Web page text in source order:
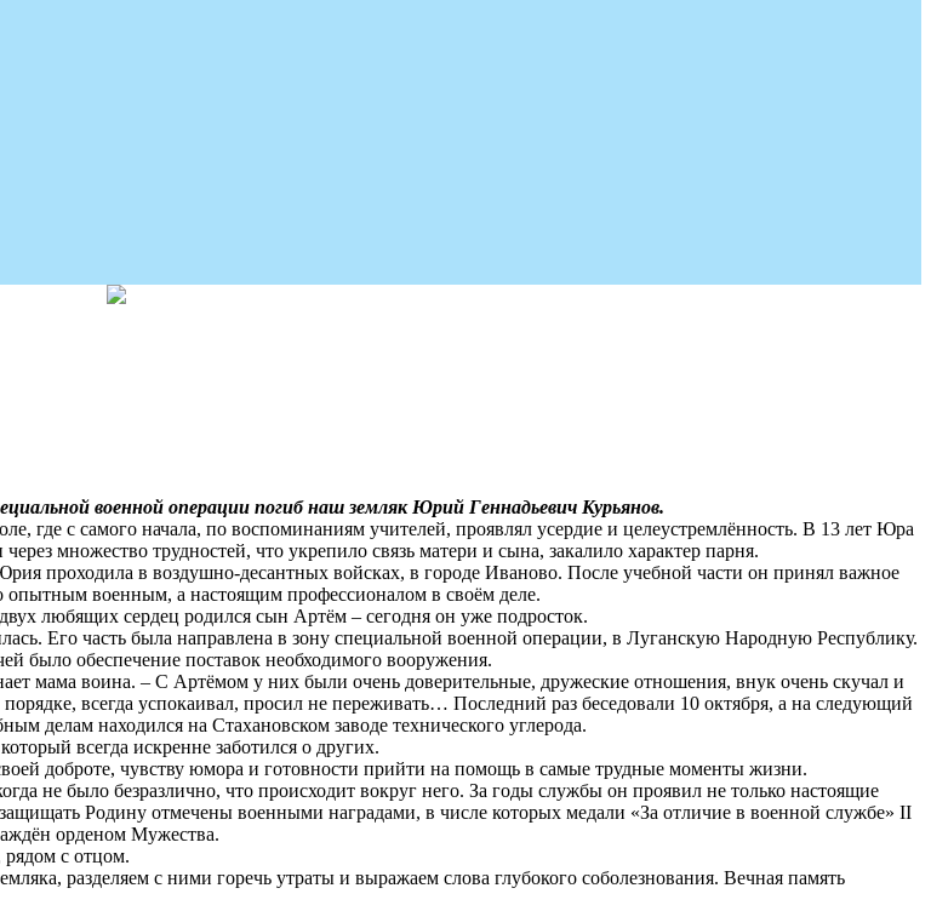
военной операции погиб наш земляк Юрий Геннадьевич Курьянов.
где с самого начала, по воспоминаниям учителей, проявлял усердие и целеустремлённость. В 13 лет Юра
множество трудностей, что укрепило связь матери и сына, закалило характер парня.
проходила в воздушно-десантных войсках, в городе Иваново. После учебной части он принял важное
опытным военным, а настоящим профессионалом в своём деле.
любящих сердец родился сын Артём – сегодня он уже подросток.
Его часть была направлена в зону специальной военной операции, в Луганскую Народную Республику.
было обеспечение поставок необходимого вооружения.
мама воина. – С Артёмом у них были очень доверительные, дружеские отношения, внук очень скучал и
всегда успокаивал, просил не переживать… Последний раз беседовали 10 октября, а на следующий
делам находился на Стахановском заводе технического углерода.
всегда искренне заботился о других.
доброте, чувству юмора и готовности прийти на помощь в самые трудные моменты жизни.
не было безразлично, что происходит вокруг него. За годы службы он проявил не только настоящие
Родину отмечены военными наградами, в числе которых медали «За отличие в военной службе» II
орденом Мужества.
с отцом.
разделяем с ними горечь утраты и выражаем слова глубокого соболезнования. Вечная память